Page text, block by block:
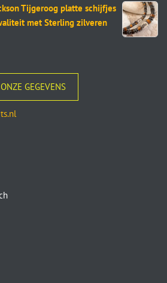
Tijgeroog platte schijfjes
met Sterling zilveren
ONZE GEGEVENS